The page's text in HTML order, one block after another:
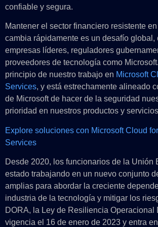
confiable y segura.
Mantener el sector financiero resistente
cambia rápidamente es un desafío global,
empresas líderes, reguladores
proveedores de tecnología como
principio de nuestro trabajo en Microsoft
Services, y está estrechamente alineado
de Microsoft de hacer de la seguridad
prioridad en nuestros productos y
Explore soluciones con Microsoft Cloud
Services
Desde 2020, los funcionarios de la Unión
estado trabajando en un nuevo conjunto
amplias para abordar la creciente
industria de la tecnología y mitigar los
DORA, la Ley de Resiliencia Operacional
vigencia el 16 de enero de 2023 y entra